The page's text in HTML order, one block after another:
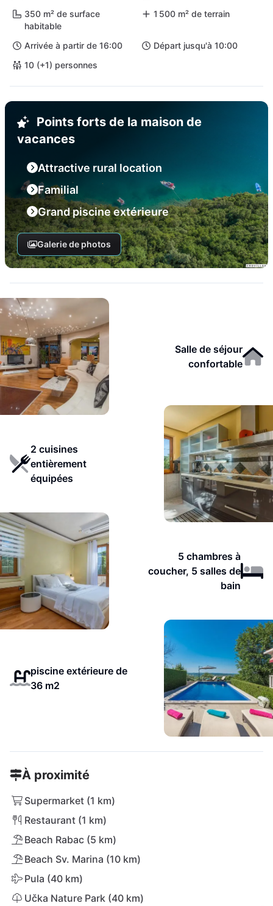
350 m² de surface
habitable
1 500 m² de terrain
Arrivée à partir de 16:00
Départ jusqu'à 10:00
10 (+1) personnes
Points forts de la maison de
vacances
Attractive rural location
Familial
Grand piscine extérieure
Galerie de photos
Salle de séjour
confortable
2 cuisines
entièrement
équipées
5 chambres à
coucher, 5 salles de
bain
piscine extérieure de
36 m2
À proximité
Supermarket (1 km)
Restaurant (1 km)
Beach Rabac (5 km)
Beach Sv. Marina (10 km)
Pula (40 km)
Učka Nature Park (40 km)